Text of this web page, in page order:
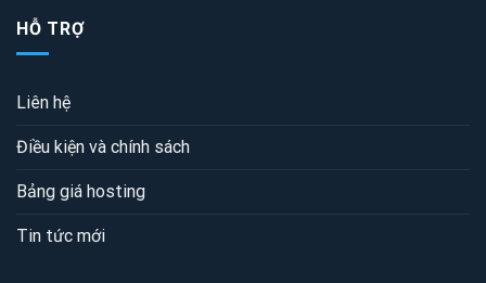
HỖ TRỢ
Liên hệ
Điều kiện và chính sách
Bảng giá hosting
Tin tức mới